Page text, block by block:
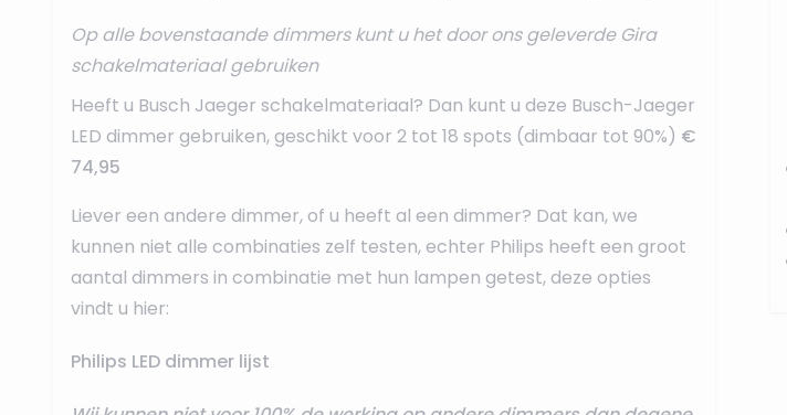
Op alle bovenstaande dimmers kunt u het door ons geleverde Gira
schakelmateriaal gebruiken
Heeft u Busch Jaeger schakelmateriaal? Dan kunt u deze Busch-Jaeger
LED dimmer gebruiken, geschikt voor 2 tot 18 spots (dimbaar tot 90%) €
74,95
Liever een andere dimmer, of u heeft al een dimmer? Dat kan, we
kunnen niet alle combinaties zelf testen, echter Philips heeft een groot
aantal dimmers in combinatie met hun lampen getest, deze opties
vindt u hier:
Philips LED dimmer lijst